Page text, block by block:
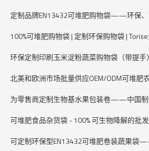
定制品牌EN13432可堆肥购物袋——环保
100%可堆肥购物袋 | 定制环保购物袋 |
环保定制印刷玉米淀粉蔬菜购物袋（带提
北美和欧洲市场批量供应OEM/ODM可堆
为零售商定制生物基水果包装卷——中国制
可堆肥食品杂货袋 - 100% 可生物降解的批
可定制环保型EN13432可堆肥卷装蔬果袋